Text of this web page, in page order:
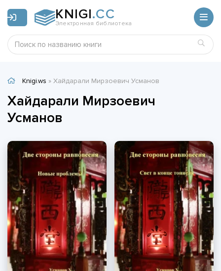
KNIGI.CC
Электронная библиотека
Knigi.ws » Хайдарали Мирзоевич Усманов
Хайдарали Мирзоевич
Усманов